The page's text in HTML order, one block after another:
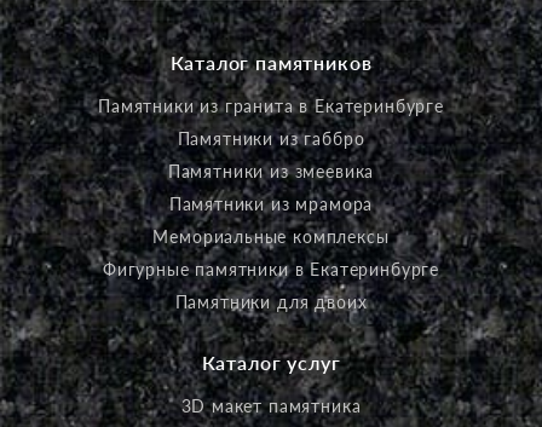
Каталог памятников
Памятники из гранита в Екатеринбурге
Памятники из габбро
Памятники из змеевика
Памятники из мрамора
Мемориальные комплексы
Фигурные памятники в Екатеринбурге
Памятники для двоих
Каталог услуг
3D макет памятника